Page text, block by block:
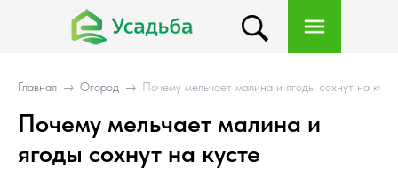
Главная → Огород → Почему мельчает малина и ягоды сохнут на
Почему мельчает малина и
ягоды сохнут на кусте